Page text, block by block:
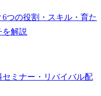
つの役割・スキル・育た
解説
セミナー・リバイバル配